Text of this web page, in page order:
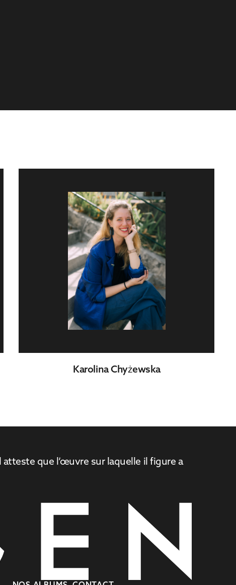
Karolina Chyżewska
que l’œuvre sur laquelle il figure a